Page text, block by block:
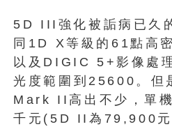
5D III強化被詬病已久
同1D X等級的61點高
以及DIGIC 5+影像處
光度範圍到25600。但
Mark II高出不少，單
千元(5D II為79,900